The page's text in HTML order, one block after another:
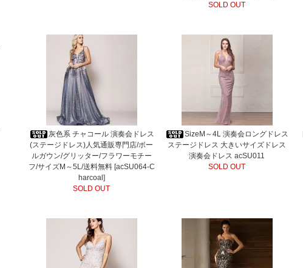
SOLD OUT
灰色系 チャコール 演奏会ドレス
(ステージドレス)人気通販専門店/ボー
ルガウン/グリッター/フラワーモチー
フ/サイズM～5L/送料無料 [acSU064-C
harcoal]
SOLD OUT
SizeM～4L 演奏会ロングドレス
ステージドレス 大きいサイズドレス
演奏会ドレス acSU011
SOLD OUT